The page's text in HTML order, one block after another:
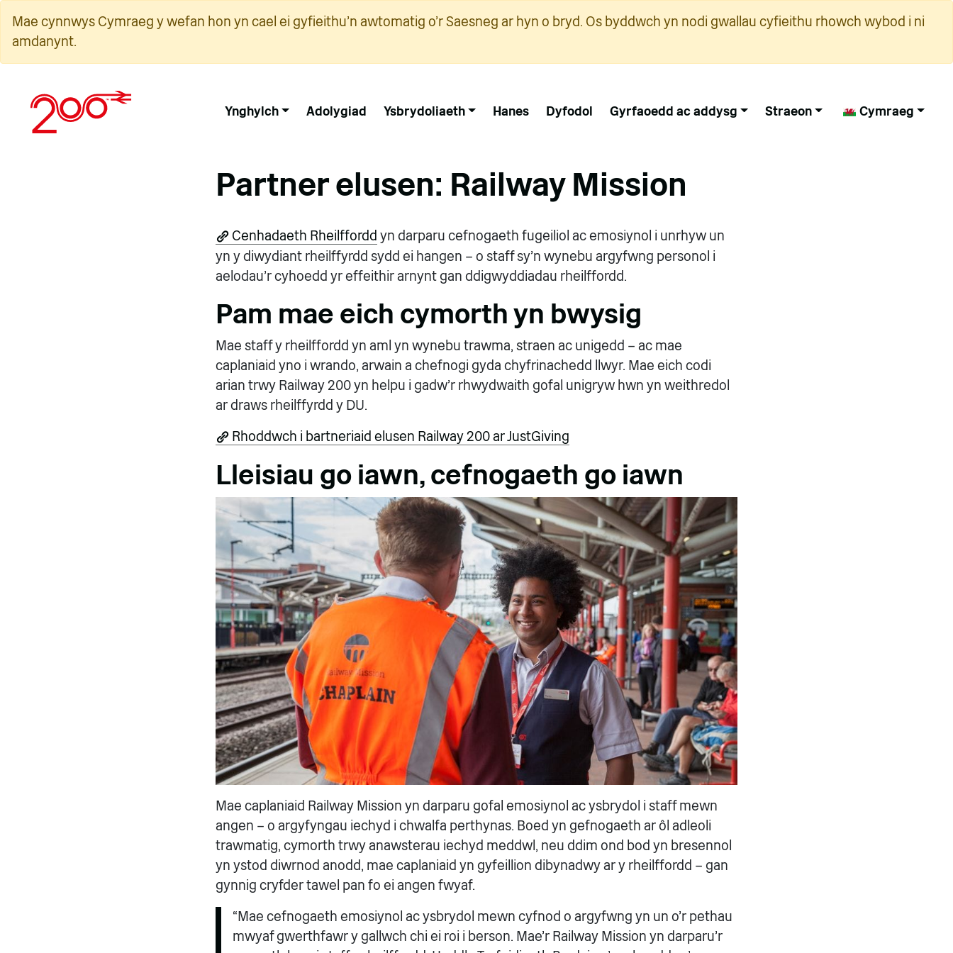
cynnwys
Mae cynnwys Cymraeg y wefan hon yn cael ei gyfieithu'n awtomatig o'r Saesneg ar hyn o bryd. Os byddwch yn nodi gwallau cyfieithu rhowch wybod i ni
amdanynt.
Ynghylch Adolygiad Ysbrydoliaeth Hanes Dyfodol Gyrfaoedd ac addysg Straeon Cymraeg
Partner elusen: Railway Mission
Cenhadaeth Rheilffordd yn darparu cefnogaeth fugeiliol ac emosiynol i unrhyw un
yn y diwydiant rheilffyrdd sydd ei hangen – o staff sy'n wynebu argyfwng personol i
aelodau'r cyhoedd yr effeithir arnynt gan ddigwyddiadau rheilffordd.
Pam mae eich cymorth yn bwysig
Mae staff y rheilffordd yn aml yn wynebu trawma, straen ac unigedd – ac mae
caplaniaid yno i wrando, arwain a chefnogi gyda chyfrinachedd llwyr. Mae eich codi
arian trwy Railway 200 yn helpu i gadw'r rhwydwaith gofal unigryw hwn yn weithredol
ar draws rheilffyrdd y DU.
Rhoddwch i bartneriaid elusen Railway 200 ar JustGiving
Lleisiau go iawn, cefnogaeth go iawn
Mae caplaniaid Railway Mission yn darparu gofal emosiynol ac ysbrydol i staff mewn
angen – o argyfyngau iechyd i chwalfa perthynas. Boed yn gefnogaeth ar ôl adleoli
trawmatig, cymorth trwy anawsterau iechyd meddwl, neu ddim ond bod yn bresennol
yn ystod diwrnod anodd, mae caplaniaid yn gyfeillion dibynadwy ar y rheilffordd – gan
gynnig cryfder tawel pan fo ei angen fwyaf.
“Mae cefnogaeth emosiynol ac ysbrydol mewn cyfnod o argyfwng yn un o’r pethau
mwyaf gwerthfawr y gallwch chi ei roi i berson. Mae’r Railway Mission yn darparu’r